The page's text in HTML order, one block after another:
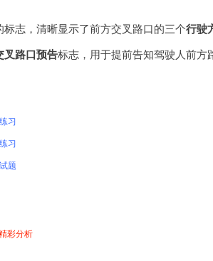
标志，清晰显示了前方交叉路口的三个行驶
叉路口预告标志，用于提前告知驾驶人前方
习
习
题
彩分析